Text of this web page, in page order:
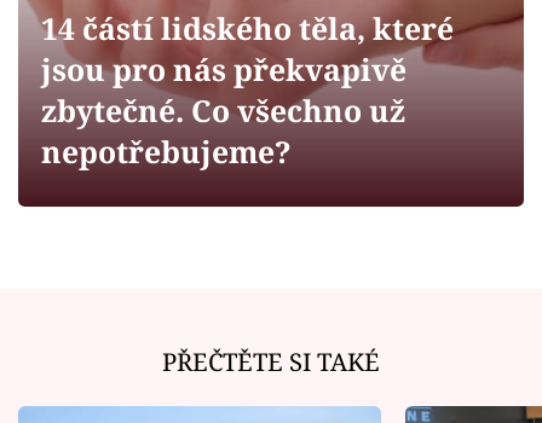
Sledujte prima+
Filmový festival Karlovy Vary
Sledujte nás
14 částí lidského těla, které
jsou pro nás překvapivě
zbytečné. Co všechno už
nepotřebujeme?
PŘEČTĚTE SI TAKÉ